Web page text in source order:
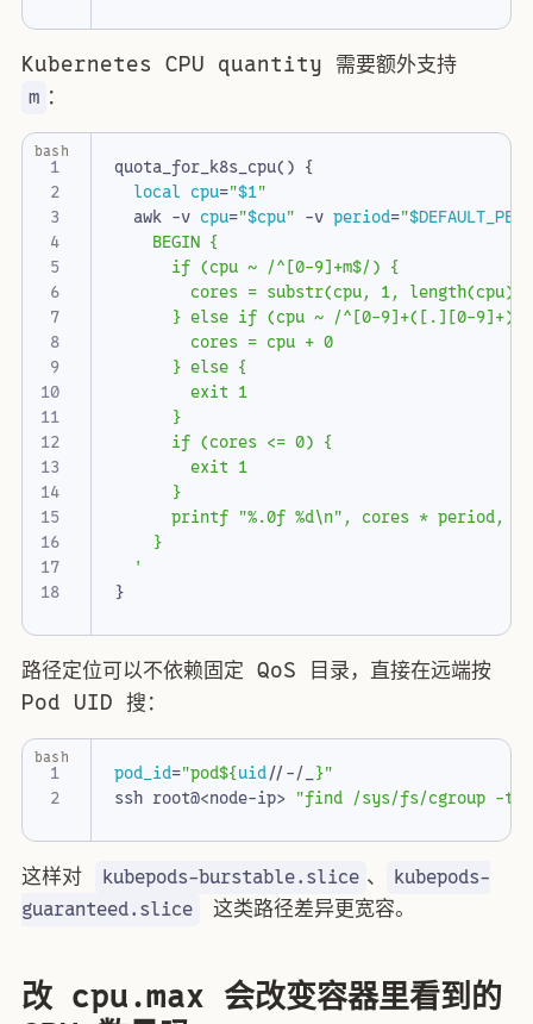
Kubernetes CPU quantity 需要额外支持
m ：
1
2
4
5
6
7
8
9
10
11
12
14
15
16
17
18
quota_for_k8s_cpu() {
local cpu="$1"
  awk -v
cpu="$cpu" -v period="
  '
}
bash
路径定位可以不依赖固定 QoS 目录，直接在远端按
Pod UID 搜：
1
2
pod_id="pod${uid//-/_}"
ssh root@<node-ip> "find /sys/fs/cgroup -
bash
这样对 kubepods-burstable.slice 、
kubepods-
guaranteed.slice
这类路径差异更宽容。
改 cpu.max 会改变容器里看到的